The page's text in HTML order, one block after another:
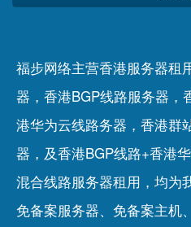
福步网络主营香港服务器租
器，香港BGP线路服务器，
港华为云线路务器，香港群
器，及香港BGP线路+香港
混合线路服务器租用，均为
免备案服务器、 免备案主机、